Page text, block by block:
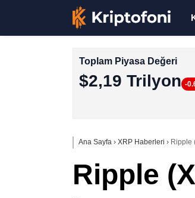
Toplam Piyasa Değeri
$2,19 Trilyon -
Ana Sayfa › XRP Haberleri › Ripple
Ripple